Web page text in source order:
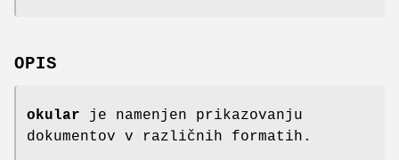
OPIS
okular je namenjen prikazovanju
dokumentov v različnih formatih.